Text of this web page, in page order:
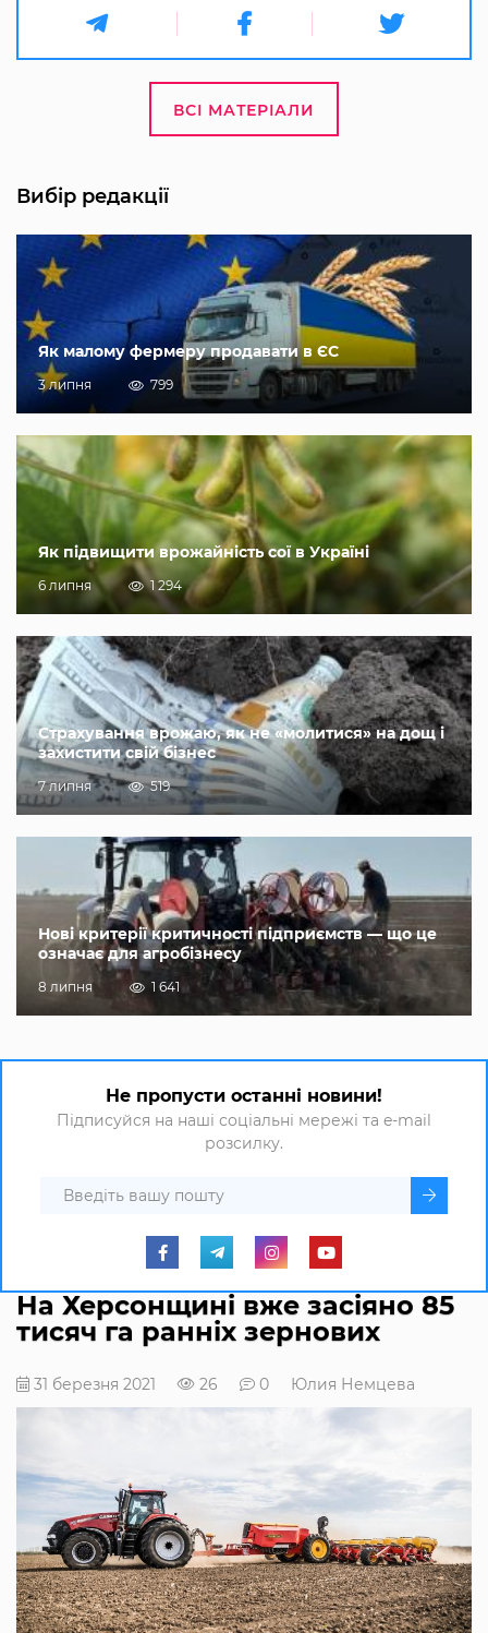
ВСІ МАТЕРІАЛИ
Вибір редакції
Як малому фермеру продавати в ЄС
3 липня 799
Як підвищити врожайність сої в Україні
6 липня 1 294
Страхування врожаю, як не «молитися» на дощ і
захистити свій бізнес
7 липня 519
Нові критерії критичності підприємств — що це
означає для агробізнесу
8 липня 1 641
Не пропусти останні новини!
Підписуйся на наші соціальні мережі та e-mail
розсилку.
На Херсонщині вже засіяно 85
тисяч га ранніх зернових
31 березня 2021 26 0 Юлия Немцева